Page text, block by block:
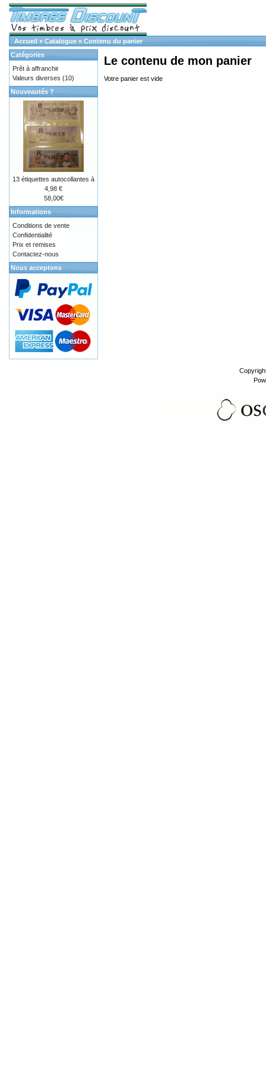
Accueil » Catalogue » Contenu du panier
Le contenu de mon panier
Votre panier est vide
Catégories
Prêt à affranchir
Valeurs diverses (10)
Nouveautés ?
13 étiquettes autocollantes à
4,98 €
58,00€
Informations
Conditions de vente
Confidentialité
Prix et remises
Contactez-nous
Nous acceptons